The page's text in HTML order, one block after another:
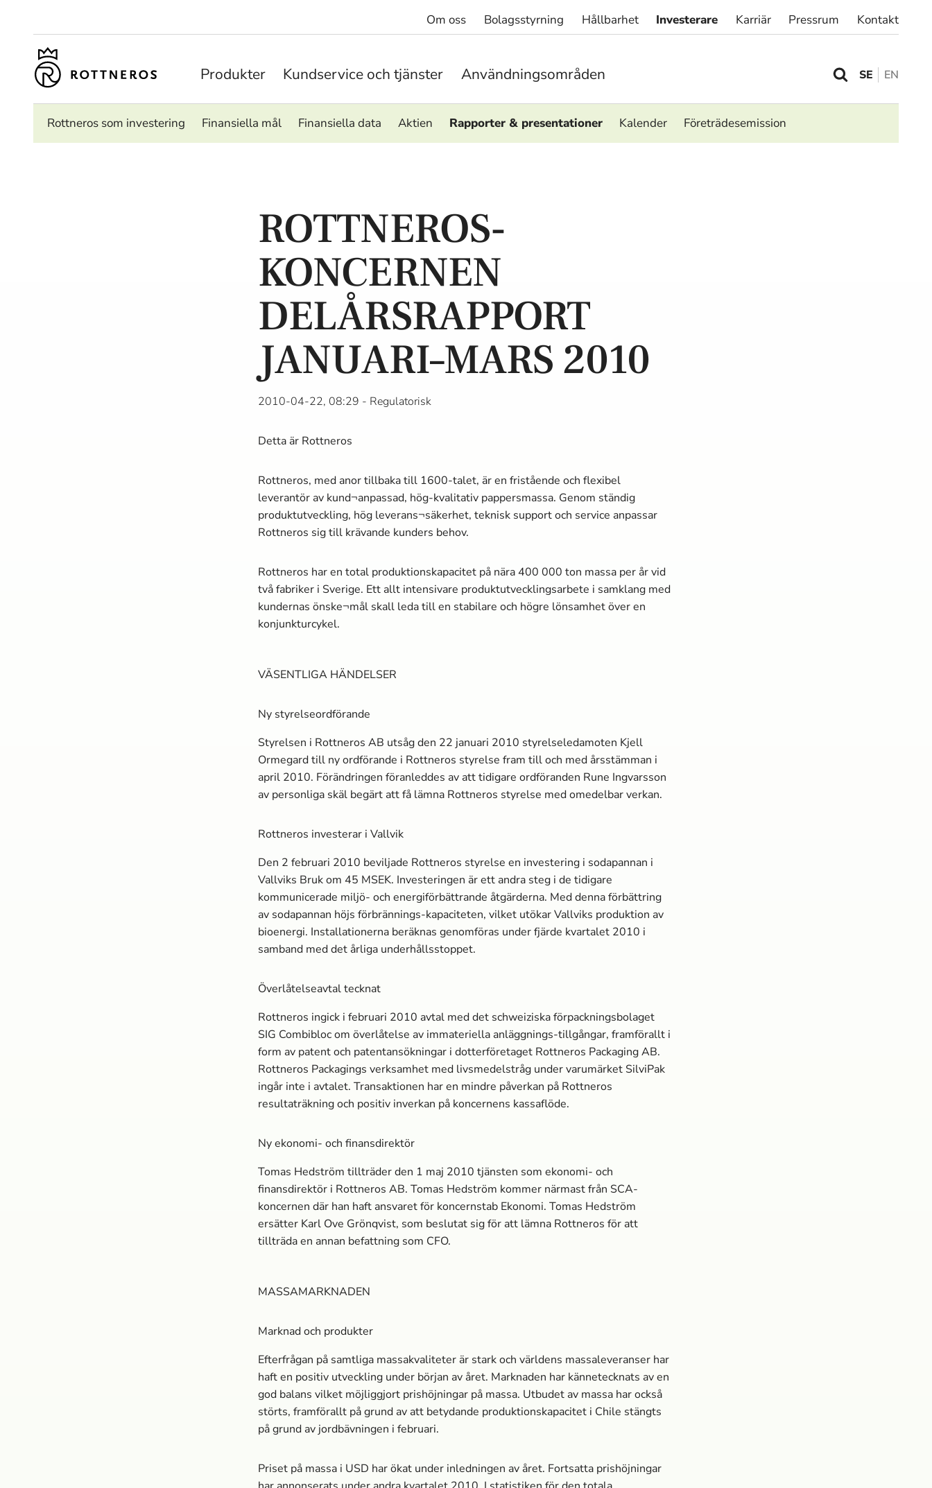
Produkter Kundservice och tjänster Användningsområden
Om oss Bolagsstyrning Hållbarhet Investerare
Rottneros som investering Finansiella mål Finansiella data Aktien Rapporter & presentationer Kalender Företrädesemission
Karriär Pressrum Kontakt
SE EN
ROTTNEROS-
KONCERNEN
DELÅRSRAPPORT
JANUARI–MARS 2010
2010-04-22, 08:29 - Regulatorisk
Detta är Rottneros
Rottneros, med anor tillbaka till 1600-talet, är en fristående och flexibel
leverantör av kund¬anpassad, hög-kvalitativ pappersmassa­. Genom ständig
produktutveckling, hög leverans¬säkerhet, teknisk support och service anpassar
Rottneros sig till krävande kunders behov.
Rottneros har en total produktionskapacitet på nära 400 000 ton massa­ per år vid
två fabriker i Sverige. Ett allt intensivare produktutvecklingsarbete i samklang med
kundernas önske¬mål skall leda till en stabilare och högre lönsamhet över en
konjunkturcykel.
VÄSENTLIGA HÄNDELSER
Ny styrelseordförande
Styrelsen i Rottneros AB utsåg den 22 januari 2010 styrelseledamoten Kjell
Ormegard till ny ordförande i Rottneros styrelse fram till och med årsstämman i
april 2010. Förändringen föranleddes av att tidigare ordföranden Rune Ingvarsson
av personliga skäl begärt att få lämna Rottneros styrelse med omedelbar verkan.
Rottneros investerar i Vallvik
Den 2 februari 2010 beviljade Rottneros styrelse en investering i sodapannan i
Vallviks Bruk om 45 MSEK. Investeringen är ett andra steg i de tidigare
kommunicerade miljö- och energiförbättrande åtgärderna. Med denna förbättring
av sodapannan höjs förbrännings-kapaciteten, vilket utökar Vallviks produktion av
bioenergi. Installationerna beräknas genomföras under fjärde kvartalet 2010 i
samband med det årliga underhållsstoppet.
Överlåtelseavtal tecknat
Rottneros ingick i februari 2010 avtal med det schweiziska förpacknings­bolaget
SIG Combibloc om överlåtelse av immateriella anläggnings-tillgångar, framförallt i
form av patent och patentansökningar i dotterföretaget Rottneros Packaging AB.
Rottneros Packagings verksamhet med livsmedels­tråg under varumärket SilviPak
ingår inte i avtalet. Transaktionen har en mindre påverkan på Rottneros
resultaträkning och positiv inverkan på koncernens kassaflöde.
Ny ekonomi- och finansdirektör
Tomas Hedström tillträder den 1 maj 2010 tjänsten som ekonomi- och
finansdirektör i Rottneros AB. Tomas Hedström kommer närmast från SCA-
koncernen där han haft ansvaret för koncernstab Ekonomi. Tomas Hedström
ersätter Karl Ove Grönqvist, som beslutat sig för att lämna Rottneros för att
tillträda en annan befattning som CFO.
MASSA­MARKNADEN
Marknad och produkter
Efterfrågan på samtliga massa­kvaliteter är stark och världens massa­leveranser har
haft en positiv utveckling under början av året. Marknaden har kännetecknats av en
god balans vilket möjliggjort prishöjningar på massa­. Utbudet av massa­ har också
störts, framförallt på grund av att betydande produktionskapacitet i Chile stängts
på grund av jordbävningen i februari.
Priset på massa­ i USD har ökat under inledningen av året. Fortsatta prishöjningar